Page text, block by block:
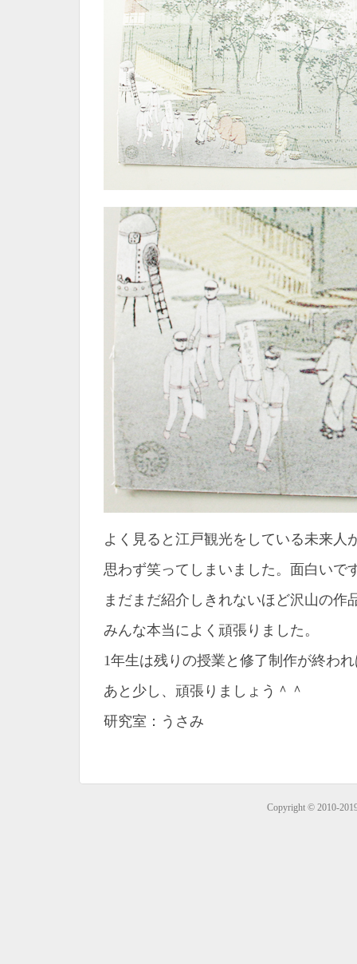
よく見ると江戸観光をしている未来人
思わず笑ってしまいました。面白いで
まだまだ紹介しきれないほど沢山の作
みんな本当によく頑張りました。
1年生は残りの授業と修了制作が終わ
あと少し、頑張りましょう＾＾
研究室：うさみ
Copyright © 2010-